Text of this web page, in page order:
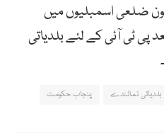
ضلعی اسمبلیوں میں
ٹی آئی کے لئے بلدیاتی
بلدیاتی نمائندے
پنجاب حکومت